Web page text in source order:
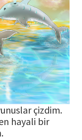
çizdim.
hayali bir